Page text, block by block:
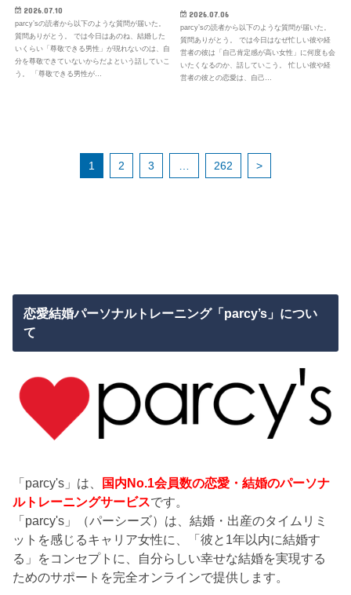
2026.07.10
parcy’sの読者から以下のような質問が届いた。
質問ありがとう。 では今日はあのね、結婚した
いくらい「尊敬できる男性」が現れないのは、自
分を尊敬できていないからだよという話していこ
う。 「尊敬できる男性が…
2026.07.06
parcy’sの読者から以下のような質問が届いた。
質問ありがとう。 では今日はなぜ忙しい彼や経
営者の彼は「自己肯定感が高い女性」に何度も会
いたくなるのか、話していこう。 忙しい彼や経
営者の彼との恋愛は、自己…
1 2 3 … 262 >
恋愛結婚パーソナルトレーニング「parcy’s」につい
て
「parcy's」は、
国内No.1会員数の恋愛・結婚のパーソナ
ルトレーニングサービスです。
「parcy's」（パーシーズ）は、結婚・出産のタイムリミ
ットを感じるキャリア女性に、「彼と1年以内に結婚す
る」をコンセプトに、自分らしい幸せな結婚を実現する
ためのサポートを完全オンラインで提供します。